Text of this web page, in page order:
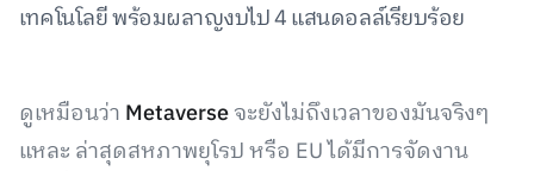
เทคโนโลยี พร้อมผลาญงบไป 4 แสนดอลล์เรียบร้อย
ดูเหมือนว่า Metaverseจะยังไม่ถึงเวลาของมันจริงๆ
แหละ ล่าสุดสหภาพยุโรป หรือ EU ได้มีการจัดงาน